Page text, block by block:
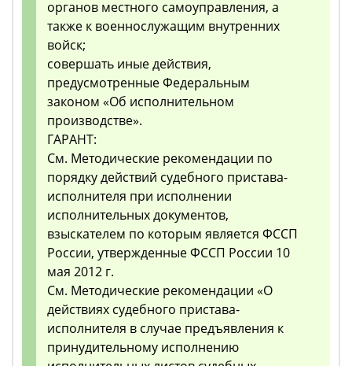
органов местного самоуправления, а
также к военнослужащим внутренних
войск;
совершать иные действия,
предусмотренные Федеральным
законом «Об исполнительном
производстве».
ГАРАНТ:
См. Методические рекомендации по
порядку действий судебного пристава-
исполнителя при исполнении
исполнительных документов,
взыскателем по которым является ФССП
России, утвержденные ФССП России 10
мая 2012 г.
См. Методические рекомендации «О
действиях судебного пристава-
исполнителя в случае предъявления к
принудительному исполнению